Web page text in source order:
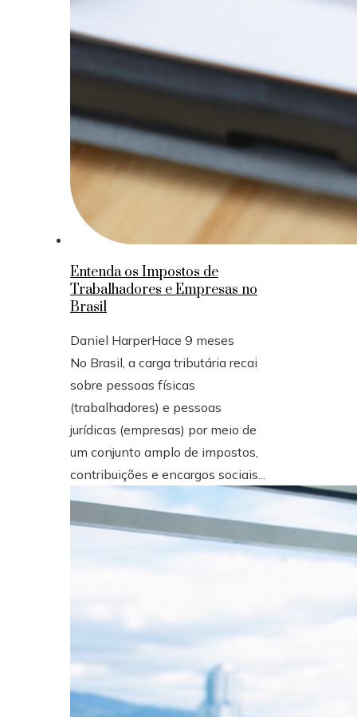
Entenda os Impostos de
Trabalhadores e Empresas no
Brasil
Daniel HarperHace 9 meses
No Brasil, a carga tributária recai
sobre pessoas físicas
(trabalhadores) e pessoas
jurídicas (empresas) por meio de
um conjunto amplo de impostos,
contribuições e encargos sociais...